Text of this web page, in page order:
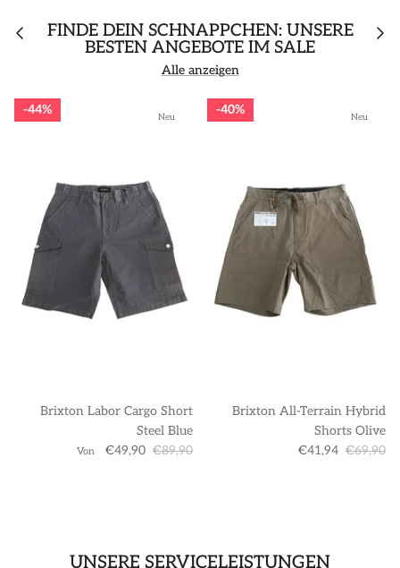
FINDE DEIN SCHNÄPPCHEN: UNSERE
BESTEN ANGEBOTE IM SALE
Alle anzeigen
Neu
44%
Brixton Labor Cargo Short
Steel Blue
Von €49,90 €89,90
Neu
40%
Brixton All-Terrain Hybrid
Shorts Olive
€41,94 €69,90
UNSERE SERVICELEISTUNGEN